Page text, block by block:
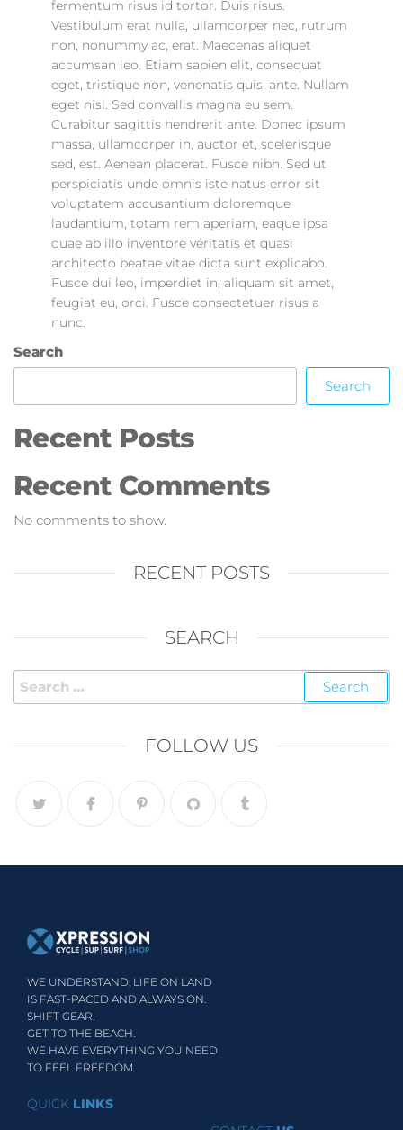
fermentum risus id tortor. Duis risus.
Vestibulum erat nulla, ullamcorper nec, rutrum
non, nonummy ac, erat. Maecenas aliquet
accumsan leo. Etiam sapien elit, consequat
eget, tristique non, venenatis quis, ante. Nullam
eget nisl. Sed convallis magna eu sem.
Curabitur sagittis hendrerit ante. Donec ipsum
massa, ullamcorper in, auctor et, scelerisque
sed, est. Aenean placerat. Fusce nibh. Sed ut
perspiciatis unde omnis iste natus error sit
voluptatem accusantium doloremque
laudantium, totam rem aperiam, eaque ipsa
quae ab illo inventore veritatis et quasi
architecto beatae vitae dicta sunt explicabo.
Fusce dui leo, imperdiet in, aliquam sit amet,
feugiat eu, orci. Fusce consectetuer risus a
nunc.
Search
Search
Recent Posts
Recent Comments
No comments to show.
RECENT POSTS
SEARCH
FOLLOW US
WE UNDERSTAND, LIFE ON LAND
IS FAST-PACED AND ALWAYS ON.
SHIFT GEAR.
GET TO THE BEACH.
WE HAVE EVERYTHING YOU NEED
TO FEEL FREEDOM.
QUICK LINKS